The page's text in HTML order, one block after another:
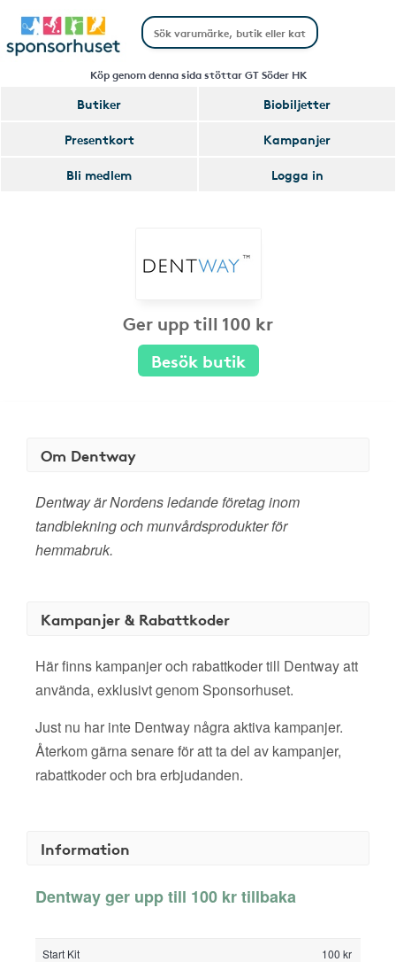
Köp genom denna sida stöttar GT Söder HK
Butiker
Biobiljetter
Presentkort
Kampanjer
Bli medlem
Logga in
Ger upp till 100 kr
Besök butik
Om Dentway
Dentway är Nordens ledande företag inom
tandblekning och munvårdsprodukter för
hemmabruk.
Kampanjer & Rabattkoder
Här finns kampanjer och rabattkoder till Dentway att
använda, exklusivt genom Sponsorhuset.
Just nu har inte Dentway några aktiva kampanjer.
Återkom gärna senare för att ta del av kampanjer,
rabattkoder och bra erbjudanden.
Information
Dentway ger upp till 100 kr tillbaka
Start Kit
100 kr